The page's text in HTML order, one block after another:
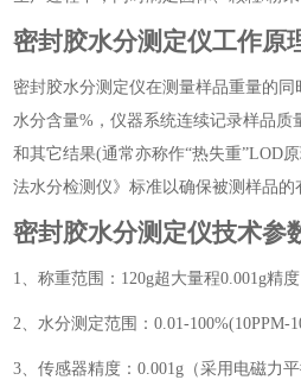
密封胶水分测定仪工作原
密封胶水分测定仪在测量样品重量的
水分含量%，仪器系统连续记录样品
和其它结果(通常亦称作“热失重”LOD
法水分检测仪》 标准以确保被测样品的
密封胶水分测定仪技术参
1、称重范围：120g超大量程0.001g精
2、水分测定范围：0.01-100%(10PPM-
3、传感器精度：0.001g（采用电磁力平